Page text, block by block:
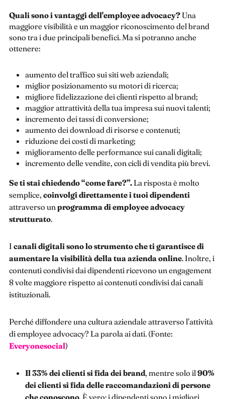
Quali sono i vantaggi dell'employee advocacy?Una
maggiore visibilità e un maggior riconoscimento del brand
sono tra i due principali benefici. Ma si potranno anche
ottenere:
aumento del traffico sui siti web aziendali;
miglior posizionamento su motori di ricerca;
migliore fidelizzazione dei clienti rispetto al brand;
maggior attrattività della tua impresa sui nuovi talenti;
incremento dei tassi di conversione;
aumento dei download di risorse e contenuti;
riduzione dei costi di marketing;
miglioramento delle performance sui canali digitali;
incremento delle vendite, con cicli di vendita più brevi.
Se ti stai chiedendo “come fare?”. La risposta è molto
semplice, coinvolgi direttamente i tuoi dipendenti
attraverso un programma di employee advocacy
strutturato.
I canali digitali sono lo strumento che ti garantisce di
aumentare la visibilità della tua azienda online. Inoltre, i
contenuti condivisi dai dipendenti ricevono un engagement
8 volte maggiore rispetto ai contenuti condivisi dai canali
istituzionali.
Perché diffondere una cultura aziendale attraverso l’attività
di employee advocacy? La parola ai dati. (Fonte:
Everyonesocial)
Il 33% dei clienti si fida dei brand, mentre solo il 90%
dei clienti si fida delle raccomandazioni di persone
che conoscono. È vero: i dipendenti sono i migliori